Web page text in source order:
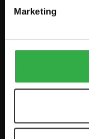
Marketing